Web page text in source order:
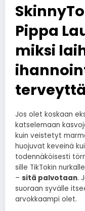
Pippa
miksi
terveyttä
Jos olet koskaan
katselemaan
kuin veistetyt
huojuvat keveinä
todennäköisesti
sille TikTokin
– sitä palvotaan.
suoraan syvälle
arvokkaampi olet.